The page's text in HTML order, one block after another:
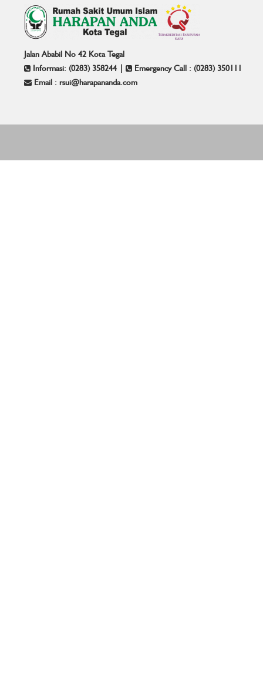
Jalan Ababil No 42 Kota Tegal
Informasi: (0283) 358244 |
Emergency Call : (0283) 350111
Email : rsui@harapananda.com